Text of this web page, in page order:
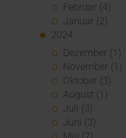
Februar (4)
Januar (2)
2024
Dezember (1)
November (1)
Oktober (3)
August (1)
Juli (3)
Juni (3)